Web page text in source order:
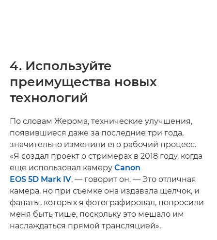
4. Используйте
преимущества новых
технологий
По словам Жерома, технические улучшения,
появившиеся даже за последние три года,
значительно изменили его рабочий процесс.
«Я создал проект о стримерах в 2018 году, когда
еще использовал камеру Canon
EOS 5D Mark IV, — говорит он. — Это отличная
камера, но при съемке она издавала щелчок, и
фанаты, которых я фотографировал, попросили
меня быть тише, поскольку это мешало им
наслаждаться прямой трансляцией».